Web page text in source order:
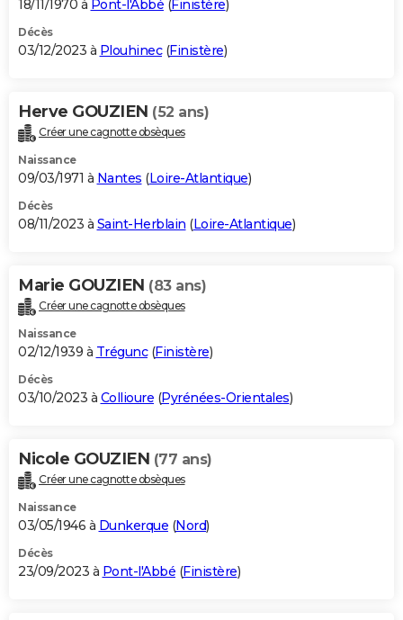
18/11/1970 à Pont-l'Abbé (Finistère)
Décès
03/12/2023 à Plouhinec(Finistère)
Herve GOUZIEN (52 ans)
Créer une cagnotte obsèques
Naissance
09/03/1971 à Nantes (Loire-Atlantique)
Décès
08/11/2023 à Saint-Herblain (Loire-Atlantique)
Marie GOUZIEN (83 ans)
Créer une cagnotte obsèques
Naissance
02/12/1939 à Trégunc(Finistère)
Décès
03/10/2023 à Collioure (Pyrénées-Orientales)
Nicole GOUZIEN (77 ans)
Créer une cagnotte obsèques
Naissance
03/05/1946 à Dunkerque (Nord)
Décès
23/09/2023 à Pont-l'Abbé (Finistère)